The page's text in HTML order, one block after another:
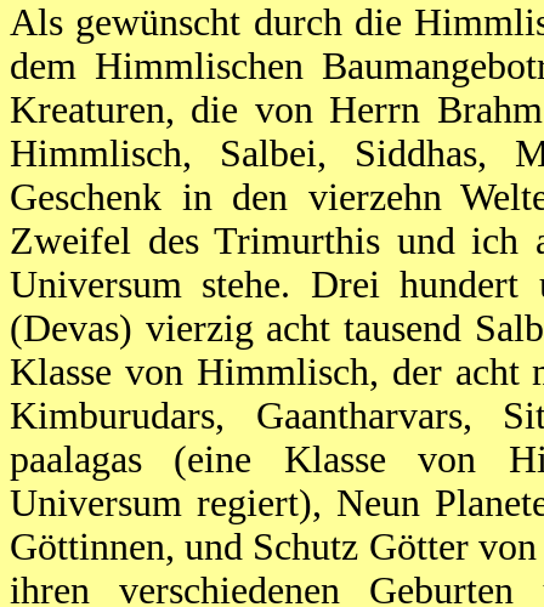
Als gewünscht durch die
dem Himmlischen
Kreaturen, die von Herrn
Himmlisch, Salbei, Siddhas,
Geschenk in den vierzehn
Zweifel des Trimurthis und ich
Universum stehe. Drei
(Devas) vierzig acht tausend
Klasse von Himmlisch, der acht
Kimburudars, Gaantharvars,
paalagas (eine Klasse von
Universum regiert), Neun
Göttinnen, und Schutz Götter
ihren verschiedenen